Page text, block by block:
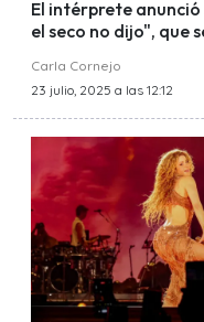
El intérprete
el seco no dijo", que
Carla Cornejo
23 julio, 2025 a las 12:12